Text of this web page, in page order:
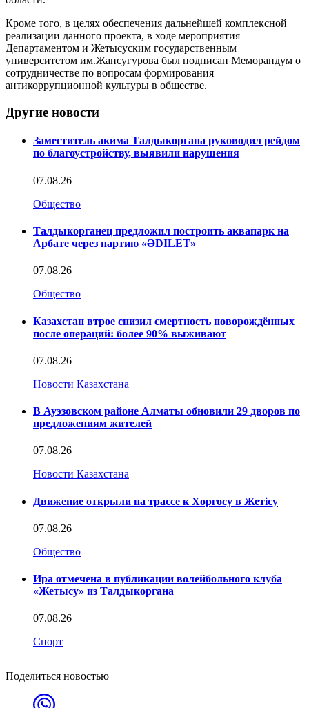
Кроме того, в целях обеспечения дальнейшей комплексной
реализации данного проекта, в ходе мероприятия
Департаментом и Жетысуским государственным
университетом им.Жансугурова был подписан Меморандум о
сотрудничестве по вопросам формирования
антикоррупционной культуры в обществе.
Другие новости
Заместитель акима Талдыкоргана руководил рейдом
по благоустройству, выявили нарушения
07.08.26
Общество
Талдыкорганец предложил построить аквапарк на
Арбате через партию «ӘDILET»
07.08.26
Общество
Казахстан втрое снизил смертность новорождённых
после операций: более 90% выживают
07.08.26
Новости Казахстана
В Ауэзовском районе Алматы обновили 29 дворов по
предложениям жителей
07.08.26
Новости Казахстана
Движение открыли на трассе к Хоргосу в Жетісу
07.08.26
Общество
Ира отмечена в публикации волейбольного клуба
«Жетысу» из Талдыкоргана
07.08.26
Спорт
Поделиться новостью